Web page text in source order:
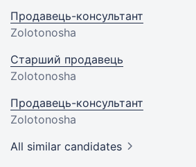
Продавець-консультант
Zolotonosha
Старший продавець
Zolotonosha
Продавець-консультант
Zolotonosha
All similar candidates